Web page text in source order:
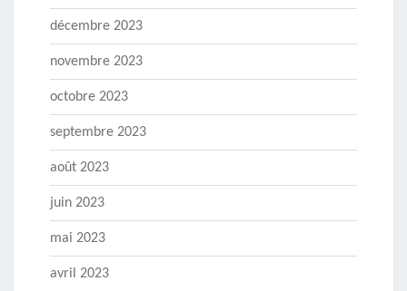
décembre 2023
novembre 2023
octobre 2023
septembre 2023
août 2023
juin 2023
mai 2023
avril 2023